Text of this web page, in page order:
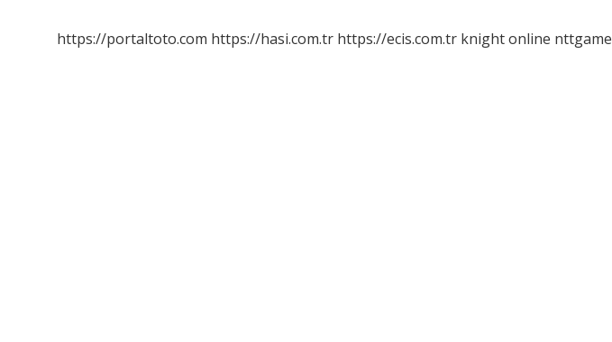
https://portaltoto.com https://hasi.com.tr https://ecis.com.tr knight online nttgame